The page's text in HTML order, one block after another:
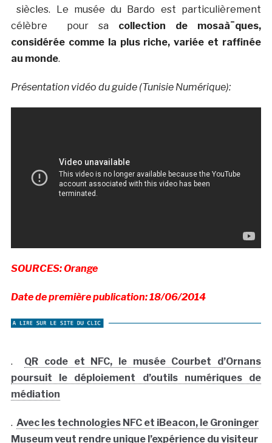
siècles. Le musée du Bardo est particulièrement
célèbre pour sa collection de mosaà¯ques,
considérée comme la plus riche, variée et raffinée
au monde.
Présentation vidéo du guide (Tunisie Numérique):
SOURCES: Orange
Date de première publication: 18/06/2014
. QR code et NFC, le musée Courbet d’Ornans
poursuit le déploiement d’outils numériques de
médiation
. Avec les technologies NFC et iBeacon, le Groninger
Museum veut rendre unique l’expérience du visiteur